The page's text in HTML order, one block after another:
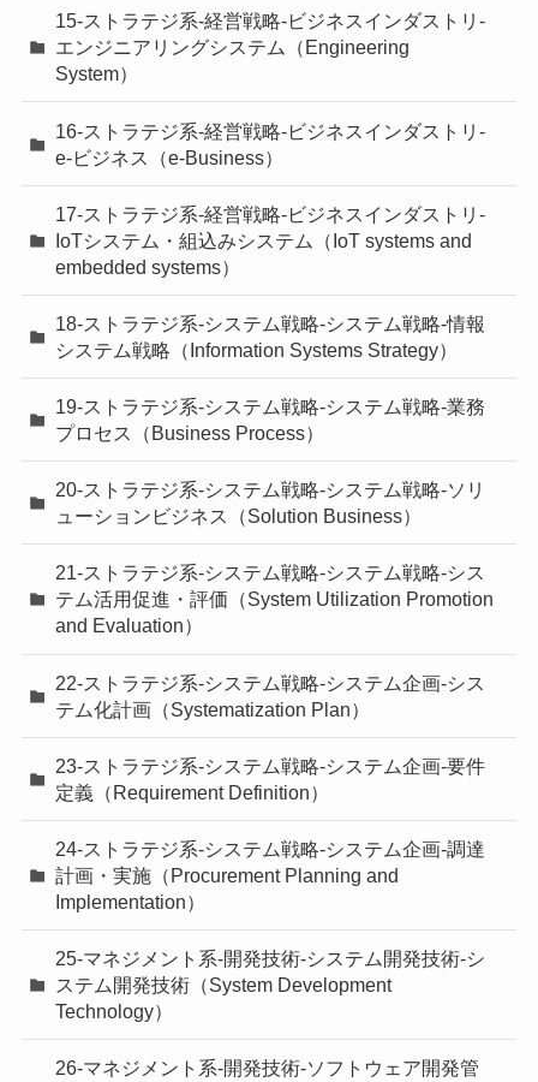
15-ストラテジ系-経営戦略-ビジネスインダストリ-
エンジニアリングシステム（Engineering
System）
16-ストラテジ系-経営戦略-ビジネスインダストリ-
e-ビジネス（e-Business）
17-ストラテジ系-経営戦略-ビジネスインダストリ-
IoTシステム・組込みシステム（IoT systems and
embedded systems）
18-ストラテジ系-システム戦略-システム戦略-情報
システム戦略（Information Systems Strategy）
19-ストラテジ系-システム戦略-システム戦略-業務
プロセス（Business Process）
20-ストラテジ系-システム戦略-システム戦略-ソリ
ューションビジネス（Solution Business）
21-ストラテジ系-システム戦略-システム戦略-シス
テム活用促進・評価（System Utilization Promotion
and Evaluation）
22-ストラテジ系-システム戦略-システム企画-シス
テム化計画（Systematization Plan）
23-ストラテジ系-システム戦略-システム企画-要件
定義（Requirement Definition）
24-ストラテジ系-システム戦略-システム企画-調達
計画・実施（Procurement Planning and
Implementation）
25-マネジメント系-開発技術-システム開発技術-シ
ステム開発技術（System Development
Technology）
26-マネジメント系-開発技術-ソフトウェア開発管